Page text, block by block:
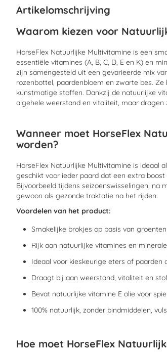
van
afbeeldingen-
Artikelomschrijving
Waarom kiezen voor
HorseFlex Natuurlijke Multivitamine is een
essentiële vitamines (A, B, C, D, E en K) en
zijn samengesteld uit een gevarieerde mix
rozenbottel, paardenbloem en zwarte bes.
kunstmatige stoffen. Dankzij de natuurlijke
algehele weerstand en vitaliteit, maar
Wanneer moet HorseFlex
worden?
HorseFlex Natuurlijke Multivitamine is ideaal
geschikt voor ieder paard dat een extra
Bijvoorbeeld tijdens seizoenswisselingen, na
gewoon als gezonde traktatie na het rijden.
Voordelen van het product:
Smakelijke brokjes op basis van
Rijk aan natuurlijke vitamines en
Ideaal voor kieskeurige eters of paarden
Draagt bij aan weerstand, vitaliteit en
Bevat natuurlijke vitamine E olie voor
100% natuurlijk, zonder bindmiddelen,
Hoe moet HorseFlex